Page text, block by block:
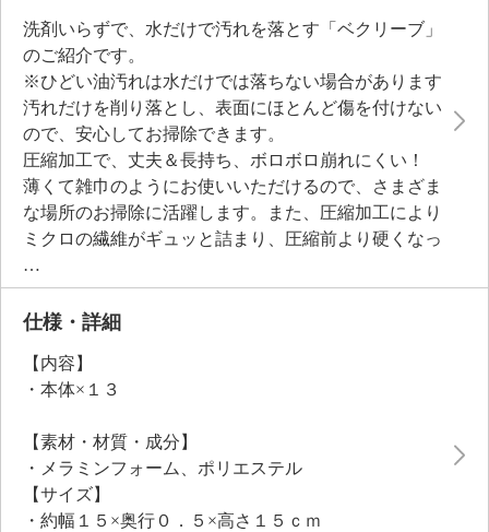
洗剤いらずで、水だけで汚れを落とす「ベクリーブ」
のご紹介です。
※ひどい油汚れは水だけでは落ちない場合があります
汚れだけを削り落とし、表面にほとんど傷を付けない
ので、安心してお掃除できます。
圧縮加工で、丈夫＆長持ち、ボロボロ崩れにくい！
薄くて雑巾のようにお使いいただけるので、さまざま
な場所のお掃除に活躍します。また、圧縮加工により
ミクロの繊維がギュッと詰まり、圧縮前より硬くなっ
ているので力が入りやすく、汚れを削り落とす力もア
ップしています。
硬いメラミン樹脂のミクロ粒子が汚れの溝に入り込
み、削り落とす超ハイテクたわし“エコメラミンスポ
んど傷を付けないので、安心してお掃除できます。
エコ大国といわれているドイツより輸入した原反を、
メーカー独自開発の特殊圧縮加工により、従来品の約
２分の１の厚さに仕上げています。この技術により、
仕様・詳細
【内容】
・本体×１３
【素材・材質・成分】
・メラミンフォーム、ポリエステル
【サイズ】
・約幅１５×奥行０．５×高さ１５ｃｍ